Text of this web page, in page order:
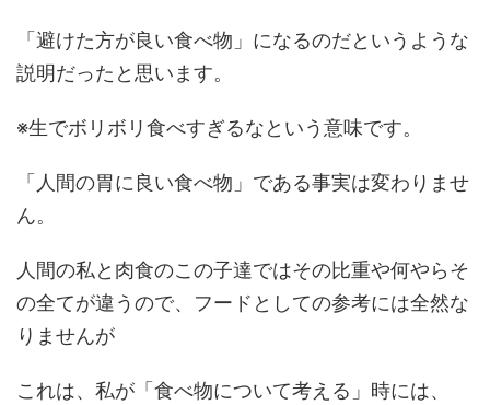
「避けた方が良い食べ物」になるのだというような
説明だったと思います。
※生でボリボリ食べすぎるなという意味です。
「人間の胃に良い食べ物」である事実は変わりませ
ん。
人間の私と肉食のこの子達ではその比重や何やらそ
の全てが違うので、フードとしての参考には全然な
りませんが
これは、私が「食べ物について考える」時には、